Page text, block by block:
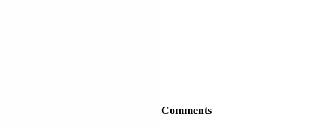
Comments